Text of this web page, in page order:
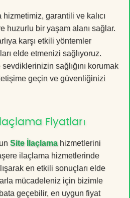
garantili ve kalıcı
huzurlu bir yaşam alanı sağlar.
karşı etkili yöntemler
elde etmenizi sağlıyoruz.
sağlığını korumak
geçin ve güvenliğinizi
Fiyatları
Site İlaçlamahizmetlerini
ilaçlama hizmetlerinde
en etkili sonuçları elde
mücadeleniz için bizimle
geçebilir, en uygun fiyat